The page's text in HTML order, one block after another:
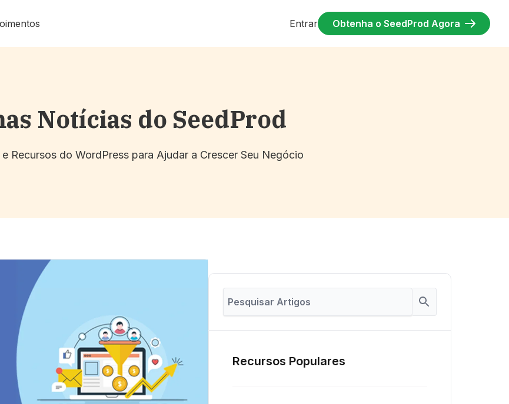
Entrar Obtenha o SeedProd Agora
Notícias do SeedProd
Recursos do WordPress para Ajudar a Crescer Seu Negócio
Recursos Populares